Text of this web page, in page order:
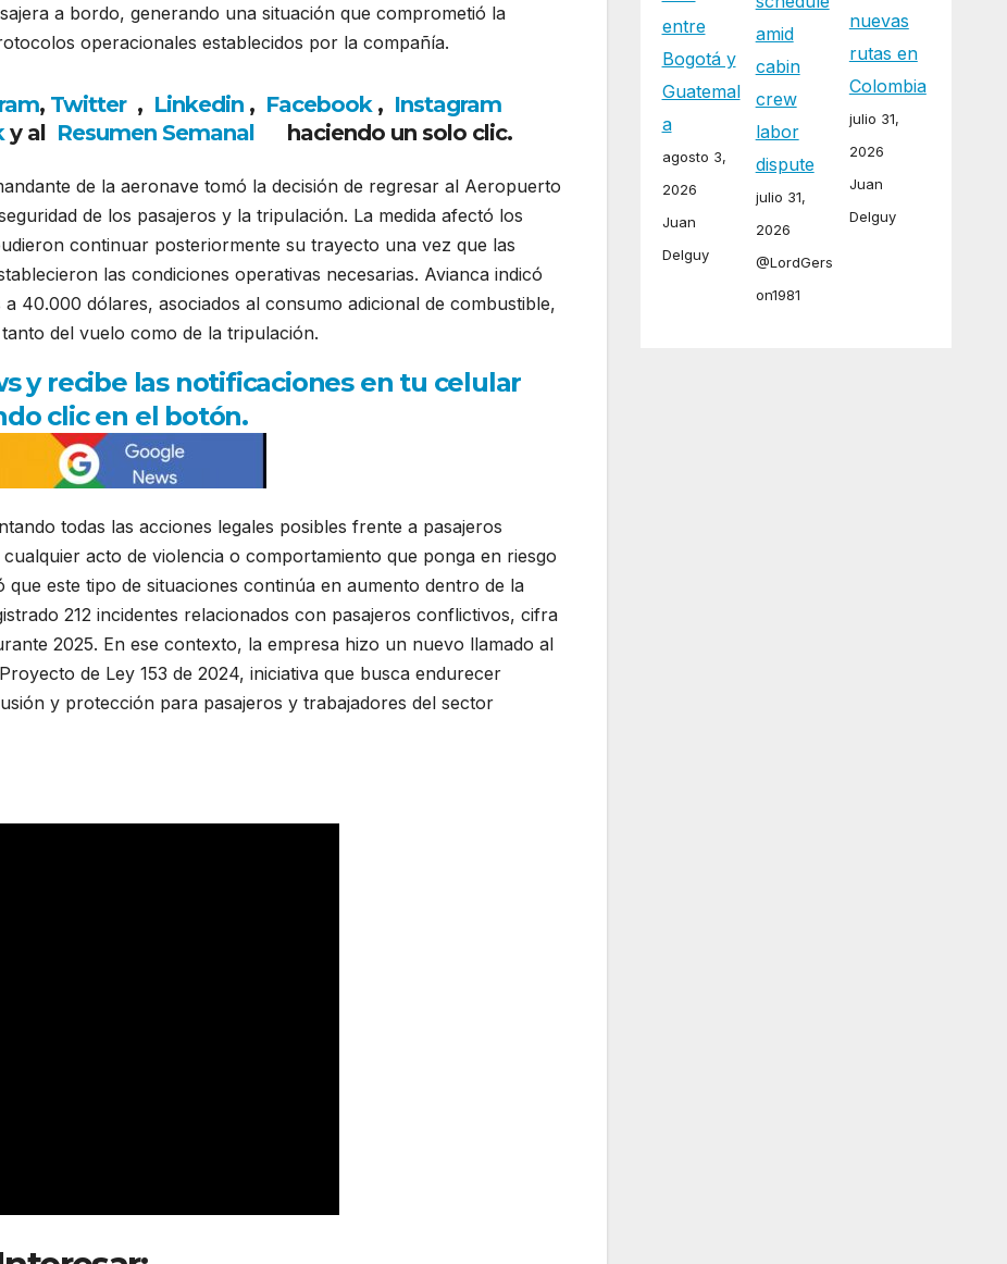
a bordo, generando una situación que comprometió la
operacionales establecidos por la compañía.
, Twitter , Linkedin, Facebook, Instagram
y al Resumen Semanal haciendo un solo clic.
de la aeronave tomó la decisión de regresar al Aeropuerto
de los pasajeros y la tripulación. La medida afectó los
continuar posteriormente su trayecto una vez que las
las condiciones operativas necesarias. Avianca indicó
40.000 dólares, asociados al consumo adicional de combustible,
del vuelo como de la tripulación.
y recibe las notificaciones en tu celular
clic en el botón.
todas las acciones legales posibles frente a pasajeros
acto de violencia o comportamiento que ponga en riesgo
que este tipo de situaciones continúa en aumento dentro de la
212 incidentes relacionados con pasajeros conflictivos, cifra
2025. En ese contexto, la empresa hizo un nuevo llamado al
de Ley 153 de 2024, iniciativa que busca endurecer
y protección para pasajeros y trabajadores del sector
entre
Bogotá y
Guatemal
a
agosto 3,
2026
Juan
Delguy
amid
cabin
crew
labor
dispute
julio 31,
2026
@LordGers
on1981
nuevas
rutas en
Colombia
julio 31,
2026
Juan
Delguy